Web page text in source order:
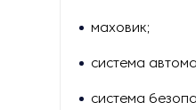
маховик;
система
система